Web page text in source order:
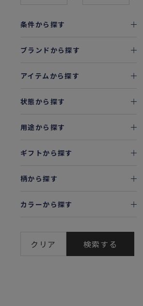
条件から探す
ブランドから探す
アイテムから探す
状態から探す
用途から探す
ギフトから探す
柄から探す
カラーから探す
クリア 検索する